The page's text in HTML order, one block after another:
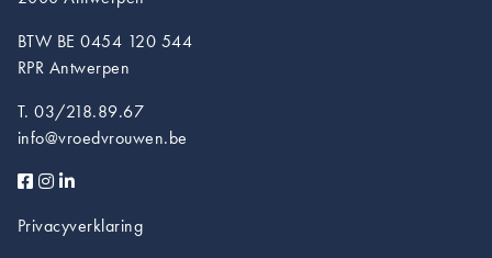
BTW BE 0454 120 544
RPR Antwerpen
T. 03/218.89.67
info@vroedvrouwen.be
Privacyverklaring